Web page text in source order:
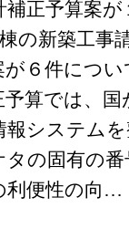
補正予算案
の新築工事
が６件につ
予算では、
報システム
タの固有の
利便性の向…